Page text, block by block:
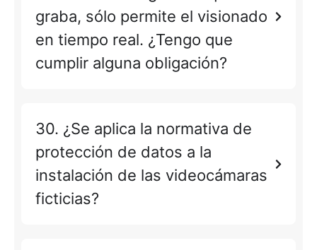
graba, sólo permite el visionado
en tiempo real. ¿Tengo que
cumplir alguna obligación?
30. ¿Se aplica la normativa de
protección de datos a la
instalación de las videocámaras
ficticias?